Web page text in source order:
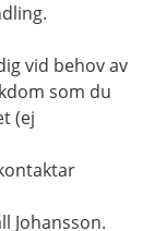
vid behov av
som du
(ej
Johansson.